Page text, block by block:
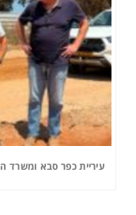
עיריית כפר סבא ומשרד